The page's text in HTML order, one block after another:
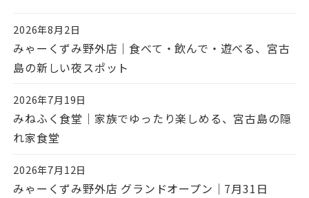
投稿日
2026年8月2日
みゃーくずみ野外店｜食べて・飲んで・遊べる、宮古
島の新しい夜スポット
投稿日
2026年7月19日
みねふく食堂｜家族でゆったり楽しめる、宮古島の隠
れ家食堂
投稿日
2026年7月12日
みゃーくずみ野外店 グランドオープン｜7月31日